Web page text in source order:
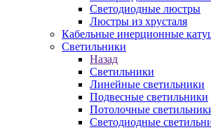
Cветодиодные люстры
Люстры из хрусталя
Кабельные инерционные
Светильники
Назад
Светильники
Линейные светильники
Подвесные светильники
Потолочные
Светодиодные